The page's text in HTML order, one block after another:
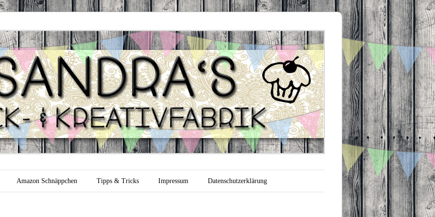
Backfabrik
Amazon Schnäppchen Tipps & Tricks Impressum Datenschutzerklärung